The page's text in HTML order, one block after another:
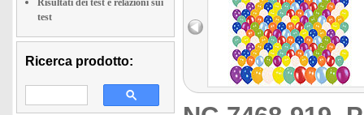
Risultati dei test e relazioni sui
test
Ricerca prodotto: